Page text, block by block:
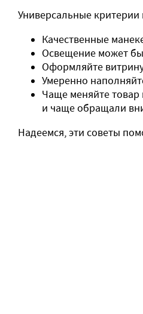
Универсальные критерии
Качественные
Освещение может
Оформляйте
Умеренно
Чаще меняйте товар
и чаще обращали
Надеемся, эти советы